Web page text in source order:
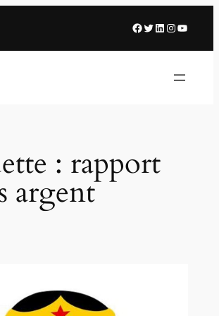
Facebook
X LinkedIn
Instagram
: rapport
argent